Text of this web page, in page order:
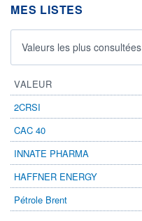
MES LISTES
Valeurs les plus consultées
VALEUR
2CRSI
CAC 40
INNATE PHARMA
HAFFNER ENERGY
Pétrole Brent